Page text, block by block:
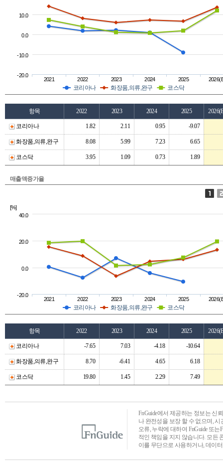
코리아나 화장품,의류,완구 코스닥
2021 2022 2023 2024 2025
-20.0
-10.0
0.0
10.0
항목 2022 2023 2024 2025
코리아나 1.82 2.11 0.95 -9.07
화장품,의류,완구 8.08 5.99 7.23 6.65
코스닥 3.95 1.09 0.73 1.89
매출액증가율
[%]
코리아나 화장품,의류,완구 코스닥
2021 2022 2023 2024 2025
-20.0
0.0
20.0
40.0
항목 2022 2023 2024 2025
코리아나 -7.65 7.03 -4.18 -10.64
화장품,의류,완구 8.70 -6.41 4.65 6.18
코스닥 19.80 1.45 2.29 7.49
FnGuide에서 제공하는 정보는 신
나 완전성을 보장 할 수 없으며,
오류, 누락에 대하여 FnGuide 또
적인 책임을 지지 않습니다. 모든
이를 무단으로 사용하거나, 데이